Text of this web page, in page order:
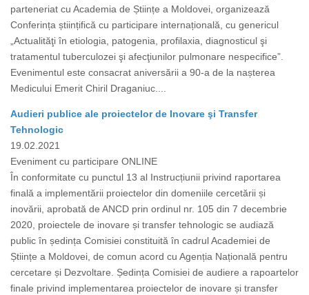
parteneriat cu Academia de Științe a Moldovei, organizează
Conferința științifică cu participare internațională, cu genericul
„Actualităţi în etiologia, patogenia, profilaxia, diagnosticul şi
tratamentul tuberculozei şi afecţiunilor pulmonare nespecifice”.
Evenimentul este consacrat aniversării a 90-a de la nașterea
Medicului Emerit Chiril Draganiuc....
Audieri publice ale proiectelor de Inovare şi Transfer
Tehnologic
19.02.2021
Eveniment cu participare ONLINE
În conformitate cu punctul 13 al Instrucțiunii privind raportarea
finală a implementării proiectelor din domeniile cercetării și
inovării, aprobată de ANCD prin ordinul nr. 105 din 7 decembrie
2020, proiectele de inovare și transfer tehnologic se audiază
public în ședința Comisiei constituită în cadrul Academiei de
Științe a Moldovei, de comun acord cu Agenția Națională pentru
cercetare și Dezvoltare. Ședința Comisiei de audiere a rapoartelor
finale privind implementarea proiectelor de inovare și transfer